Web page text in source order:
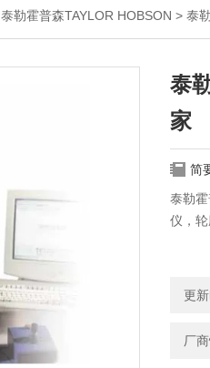
泰勒霍普森TAYLOR HOBSON > 泰
泰
家
简
泰勒
仪，轮
更
厂